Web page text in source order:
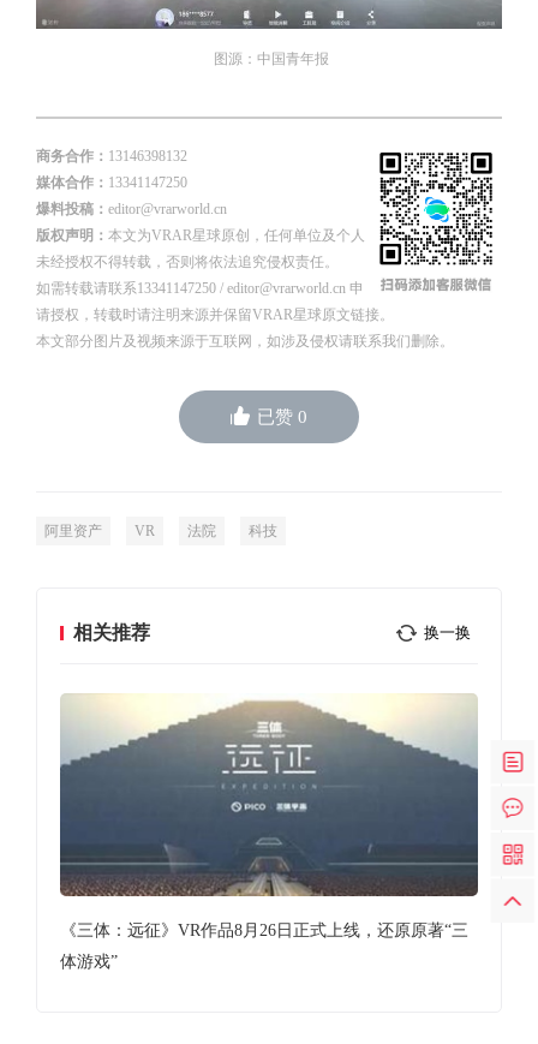
图源：中国青年报
商务合作： 13146398132
媒体合作： 13341147250
爆料投稿： editor@vrarworld.cn
版权声明： 本文为VRAR星球原创，任何单位及个人
未经授权不得转载，否则将依法追究侵权责任。
如需转载请联系13341147250 / editor@vrarworld.cn 申
请授权，转载时请注明来源并保留VRAR星球原文链接。
本文部分图片及视频来源于互联网，如涉及侵权请联系我们删除。
已赞 0
阿里资产 VR 法院 科技
相关推荐 换一换
《三体：远征》VR作品8月26日正式上线，还原原著“三
体游戏”